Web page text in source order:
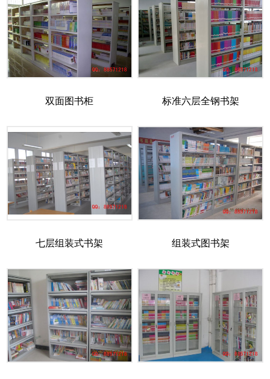
双面图书柜 标准六层全钢书架
七层组装式书架 组装式图书架